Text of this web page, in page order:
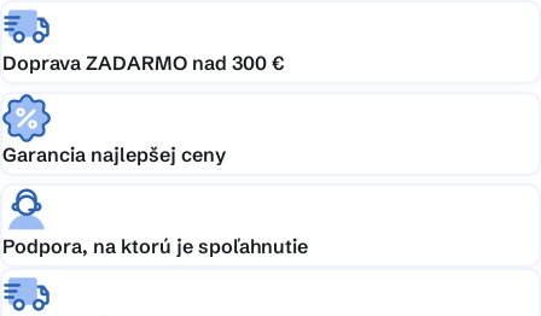
Doprava ZADARMO nad 300 €
Garancia najlepšej ceny
Podpora, na ktorú je spoľahnutie